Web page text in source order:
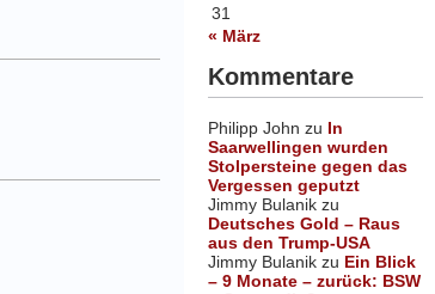
31
« März
Kommentare
Philipp John zu In
Saarwellingen wurden
Stolpersteine gegen das
Vergessen geputzt
Jimmy Bulanik zu
Deutsches Gold – Raus
aus den Trump-USA
Jimmy Bulanik zu Ein Blick
– 9 Monate – zurück: BSW